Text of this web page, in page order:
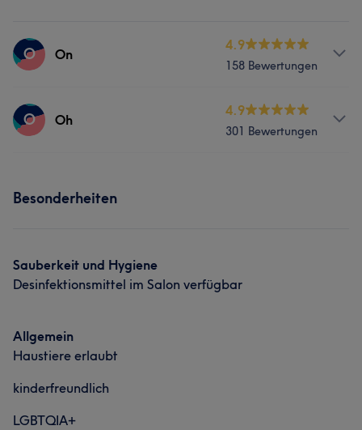
O On
4.9
158 Bewertungen
Services
Was unsere Kunden über On sagen
Geschult 5
O Oh
4.9
301 Bewertungen
Was unsere Kunden über Oh sagen
Besonderheiten
Sauberkeit und Hygiene
Desinfektionsmittel im Salon verfügbar
Allgemein
Haustiere erlaubt
kinderfreundlich
LGBTQIA+